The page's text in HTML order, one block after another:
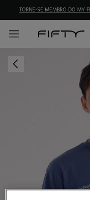
TORNE-SE MEMBRO DO MY